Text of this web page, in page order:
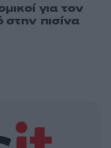
για τον
στην πισίνα